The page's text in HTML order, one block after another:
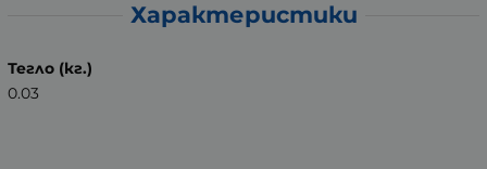
Характеристики
Тегло (кг.)
0.03